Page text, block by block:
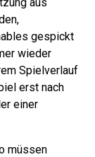
gespickt
wieder
Spielverlauf
erst nach
einer
müssen